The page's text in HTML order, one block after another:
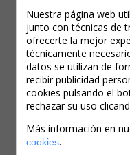
Nuestra página web
junto con técnicas de
ofrecerte la mejor
técnicamente
datos se utilizan de
recibir publicidad
cookies pulsando el
rechazar su uso
Más información en
cookies.